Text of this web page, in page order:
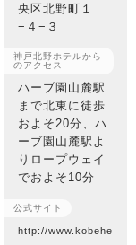
央区北野町１
−４−３
神戸北野ホテルから
のアクセス
ハーブ園山麓駅
まで北東に徒歩
およそ20分、ハ
ーブ園山麓駅よ
りロープウェイ
でおよそ10分
公式サイト
http://www.kobehe